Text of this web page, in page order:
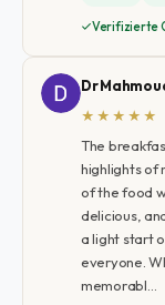
Verifizierte
Dr
★★★★★
The
highlights of
of the food
delicious,
a light start
everyone.
memorabl…